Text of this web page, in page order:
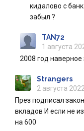
кидалово с
забыл ?
TAN72
1 августа
2008 год
Strangers
2 августа
През подписал
вкладов И если не
на 600